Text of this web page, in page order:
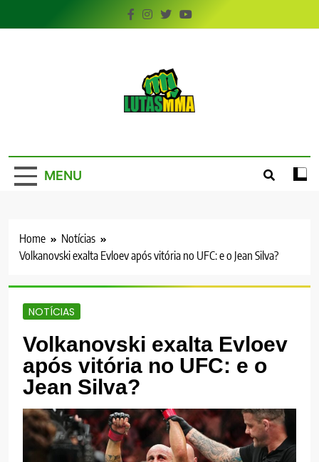
to
MENU
Home
Notícias
Volkanovski exalta Evloev após vitória no UFC: e o Jean Silva?
NOTÍCIAS
Volkanovski exalta Evloev
após vitória no UFC: e o
Jean Silva?